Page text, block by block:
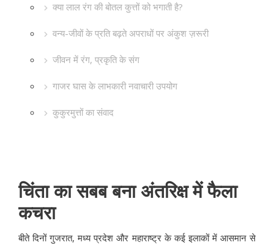
क्या लाल रंग की बोतल कुत्तों को भगाती है?
वन्य-जीवों के प्रति बढ़ते अपराधों पर अंकुश ज़रूरी
जीवन में रंग, प्रकृति के संग
गाजर घास के लाभकारी नवाचारी उपयोग
कुकुरमुत्तों का संवाद
चिंता का सबब बना अंतरिक्ष में फैला
कचरा
बीते दिनों गुजरात, मध्य प्रदेश और महाराष्ट्र के कई इलाकों में आसमान से